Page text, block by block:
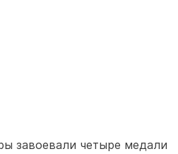
завоевали четыре медали